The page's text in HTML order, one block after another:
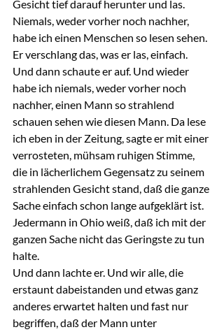
Gesicht tief darauf herunter und las.
Niemals, weder vorher noch nachher,
habe ich einen Menschen so lesen sehen.
Er verschlang das, was er las, einfach.
Und dann schaute er auf. Und wieder
habe ich niemals, weder vorher noch
nachher, einen Mann so strahlend
schauen sehen wie diesen Mann. Da lese
ich eben in der Zeitung, sagte er mit einer
verrosteten, mühsam ruhigen Stimme,
die in lächerlichem Gegensatz zu seinem
strahlenden Gesicht stand, daß die ganze
Sache einfach schon lange aufgeklärt ist.
Jedermann in Ohio weiß, daß ich mit der
ganzen Sache nicht das Geringste zu tun
halte.
Und dann lachte er. Und wir alle, die
erstaunt dabeistanden und etwas ganz
anderes erwartet halten und fast nur
begriffen, daß der Mann unter